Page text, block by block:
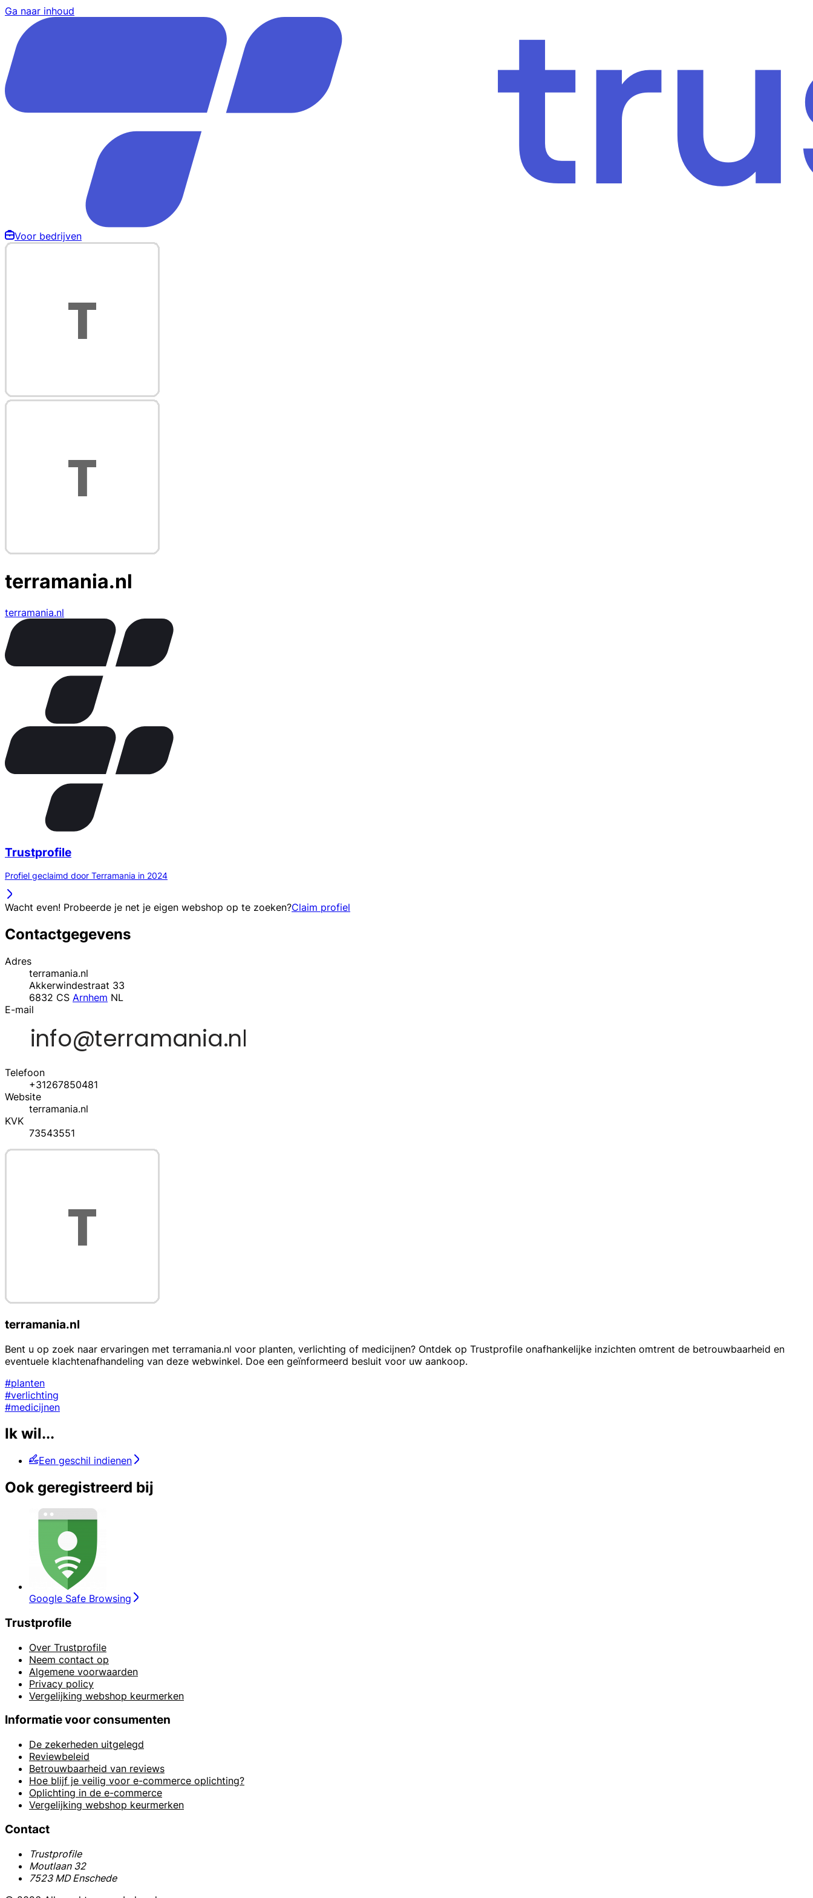
Ga naar inhoud
Voor bedrijven
terramania.nl
terramania.nl
Trustprofile
Profiel geclaimd door Terramania in 2024
Wacht even! Probeerde je net je eigen webshop op te zoeken?Claim profiel
Contactgegevens
Adres
terramania.nl
Akkerwindestraat 33
6832 CS Arnhem NL
E-mail
Telefoon
+31267850481
Website
terramania.nl
KVK
73543551
terramania.nl
Bent u op zoek naar ervaringen met terramania.nl voor planten, verlichting of medicijnen? Ontdek op Trustprofile onafhankelijke inzichten omtrent de betrouwbaarheid en
eventuele klachtenafhandeling van deze webwinkel. Doe een geïnformeerd besluit voor uw aankoop.
#planten
#verlichting
#medicijnen
Ik wil...
Een geschil indienen
Ook geregistreerd bij
Google Safe Browsing
Trustprofile
Over Trustprofile
Neem contact op
Algemene voorwaarden
Privacy policy
Vergelijking webshop keurmerken
Informatie voor consumenten
De zekerheden uitgelegd
Reviewbeleid
Betrouwbaarheid van reviews
Hoe blijf je veilig voor e-commerce oplichting?
Oplichting in de e-commerce
Vergelijking webshop keurmerken
Contact
Trustprofile
Moutlaan 32
7523 MD Enschede